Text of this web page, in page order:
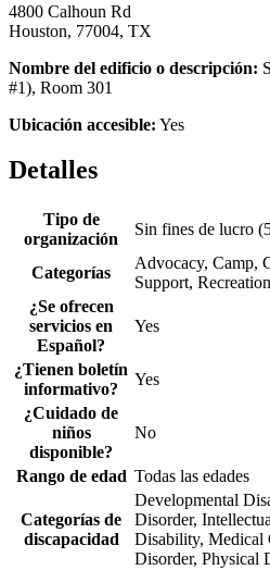
4800 Calhoun Rd
Houston, 77004, TX
Nombre del edificio o descripción:
#1), Room 301
Ubicación accesible: Yes
Detalles
Tipo de
organización
Sin fines de lucro
Categorías
Advocacy, Camp,
Support,
¿Se ofrecen
servicios en
Español?
Yes
¿Tienen boletín
informativo?
Yes
¿Cuidado de
niños
disponible?
No
Rango de edad Todas las edades
Categorías de
discapacidad
Developmental
Disorder,
Disability, Medical
Disorder, Physical